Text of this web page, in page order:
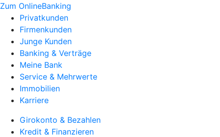
Zum OnlineBanking
Privatkunden
Firmenkunden
Junge Kunden
Banking & Verträge
Meine Bank
Service & Mehrwerte
Immobilien
Karriere
Girokonto & Bezahlen
Kredit & Finanzieren